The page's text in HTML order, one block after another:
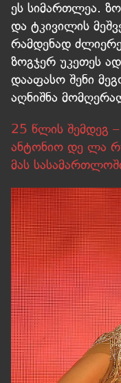
ეს სიმართლეა.
და ტკივილის
რამდენად
ზოგჯერ უკეთეს
დააფასო შენი
აღნიშნა
25 წლის შემდეგ
ანტონიო დე ლა
მას